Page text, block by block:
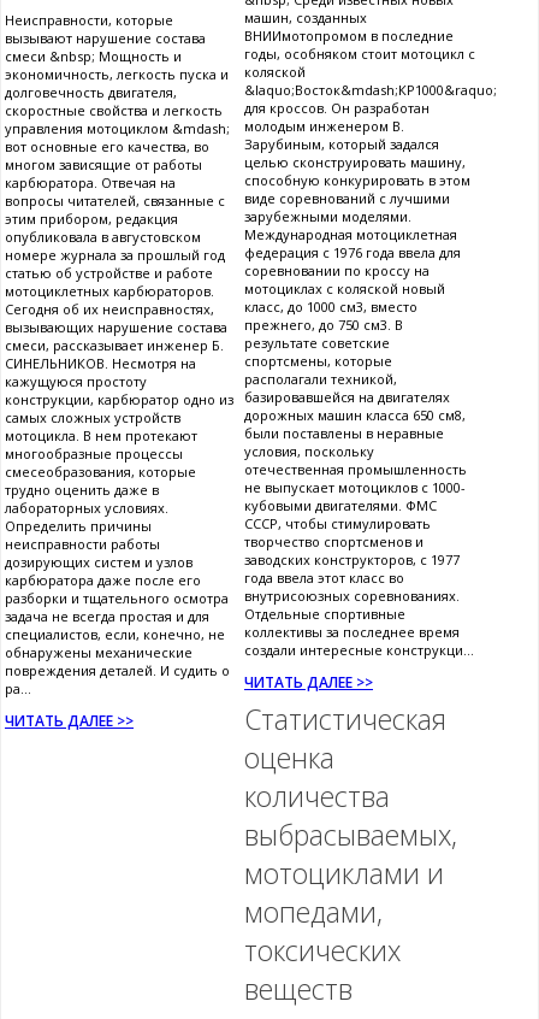
Неисправности, которые
вызывают нарушение состава
смеси &nbsp; Мощность и
экономичность, легкость пуска и
долговечность двигателя,
скоростные свойства и легкость
управления мотоциклом &mdash;
вот основные его качества, во
многом зависящие от работы
карбюратора. Отвечая на
вопросы читателей, связанные с
этим прибором, редакция
опубликовала в августовском
номере журнала за прошлый год
статью об устройстве и работе
мотоциклетных карбюраторов.
Сегодня об их неисправностях,
вызывающих нарушение состава
смеси, рассказывает инженер Б.
СИНЕЛЬНИКОВ. Несмотря на
кажущуюся простоту
конструкции, карбюратор одно из
самых сложных устройств
мотоцикла. В нем протекают
многообразные процессы
смесеобразования, которые
трудно оценить даже в
лабораторных условиях.
Определить причины
неисправности работы
дозирующих систем и узлов
карбюратора даже после его
разборки и тщательного осмотра
задача не всегда простая и для
специалистов, если, конечно, не
обнаружены механические
повреждения деталей. И судить о
ра...
ЧИТАТЬ ДАЛЕЕ >>
машин, созданных
ВНИИмотопромом в последние
годы, особняком стоит мотоцикл с
коляской
&laquo;Восток&mdash;КР1000&raquo;
для кроссов. Он разработан
молодым инженером В.
Зарубиным, который задался
целью сконструировать машину,
способную конкурировать в этом
виде соревнований с лучшими
зарубежными моделями.
Международная мотоциклетная
федерация с 1976 года ввела для
соревновании по кроссу на
мотоциклах с коляской новый
класс, до 1000 см3, вместо
прежнего, до 750 см3. В
результате советские
спортсмены, которые
располагали техникой,
базировавшейся на двигателях
дорожных машин класса 650 см8,
были поставлены в неравные
условия, поскольку
отечественная промышленность
не выпускает мотоциклов с 1000-
кубовыми двигателями. ФМС
СССР, чтобы стимулировать
творчество спортсменов и
заводских конструкторов, с 1977
года ввела этот класс во
внутрисоюзных соревнованиях.
Отдельные спортивные
коллективы за последнее время
создали интересные конструкци...
ЧИТАТЬ ДАЛЕЕ >>
Статистическая
оценка
количества
выбрасываемых,
мотоциклами и
мопедами,
токсических
веществ